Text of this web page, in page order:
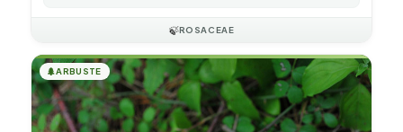
🍃ROSACEAE
🌲ARBUSTE